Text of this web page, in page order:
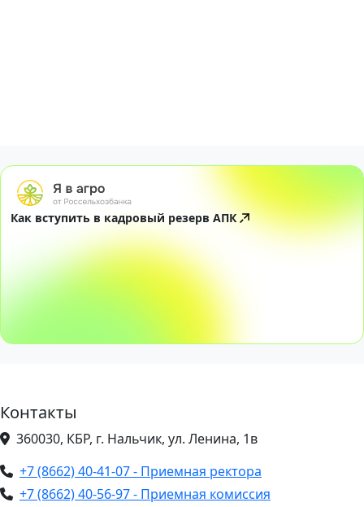
Как вступить в кадровый резерв АПК
Контакты
360030, КБР, г. Нальчик, ул. Ленина, 1в
+7 (8662) 40-41-07 - Приемная ректора
+7 (8662) 40-56-97 - Приемная комиссия